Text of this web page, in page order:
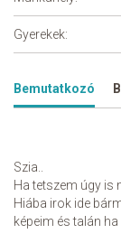
Gyerekek:
Bemutatkozó
Szia..
Ha tetszem úgy is
Hiába irok ide
képeim és talán